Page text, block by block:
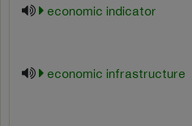
economic indicator
economic infrastructure